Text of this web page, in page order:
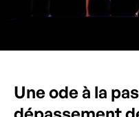
Une ode à la